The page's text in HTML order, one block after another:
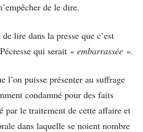
de le dire.
lire dans la presse que c’est
qui serait « embarrassée ».
l’on puisse présenter au suffrage
condamné pour des faits
par le traitement de cette affaire et
dans laquelle se noient nombre